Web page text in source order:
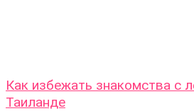
Как избежать знакомства с
Таиланде